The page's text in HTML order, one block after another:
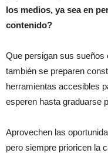
los medios, ya sea en
contenido?
Que persigan sus sueños
también se preparen
herramientas accesibles
esperen hasta graduarse
Aprovechen las
pero siempre prioricen la